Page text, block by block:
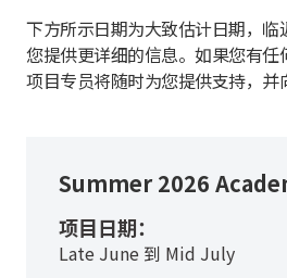
下方所示日期为大致估计日期，临
您提供更详细的信息。如果您有任
项目专员将随时为您提供支持，并
Summer 2026
项目日期：
Late June 到 Mid July